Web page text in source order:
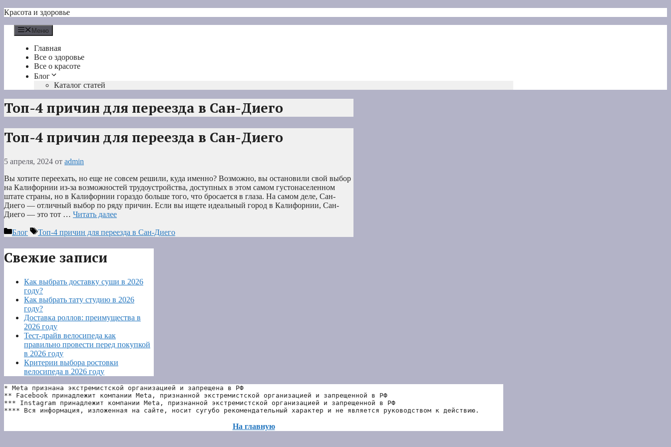
Перейти
содержимому
Красота и здоровье
Меню
Главная
Все о здоровье
Все о красоте
Блог
Каталог статей
Топ-4 причин для переезда в Сан-Диего
Топ-4 причин для переезда в Сан-Диего
5 апреля, 2024 от admin
Вы хотите переехать, но еще не совсем решили, куда именно? Возможно, вы остановили свой выбор
на Калифорнии из-за возможностей трудоустройства, доступных в этом самом густонаселенном
штате страны, но в Калифорнии гораздо больше того, что бросается в глаза. На самом деле, Сан-
Диего — отличный выбор по ряду причин. Если вы ищете идеальный город в Калифорнии, Сан-
Диего — это тот … Читать далее
Рубрики
Блог Метки
Топ-4 причин для переезда в Сан-Диего
Свежие записи
Как выбрать доставку суши в 2026
году?
Как выбрать тату студию в 2026
году?
Доставка роллов: преимущества в
2026 году
Тест-драйв велосипеда как
правильно провести перед покупкой
в 2026 году
Критерии выбора ростовки
велосипеда в 2026 году
* Meta признана экстремистской организацией и запрещена в РФ
** Facebook принадлежит компании Meta, признанной экстремистской организацией и запрещенной в РФ
*** Instagram принадлежит компании Meta, признанной экстремистской организацией и запрещенной в РФ
**** Вся информация, изложенная на сайте, носит сугубо рекомендательный характер и не является руководством к действию.
На главную